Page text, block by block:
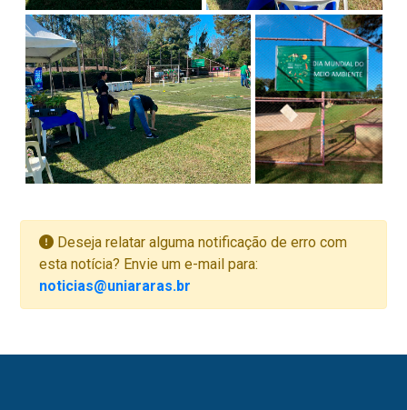
Deseja relatar alguma notificação de erro com
esta notícia? Envie um e-mail para:
noticias@uniararas.br